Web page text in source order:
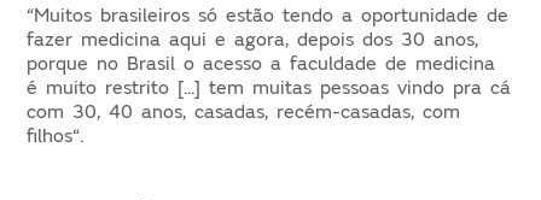
“Muitos brasileiros só estão tendo a oportunidade de
fazer medicina aqui e agora, depois dos 30 anos,
porque no Brasil o acesso a faculdade de medicina
é muito restrito [...] tem muitas pessoas vindo pra cá
com 30, 40 anos, casadas, recém-casadas, com
filhos“.